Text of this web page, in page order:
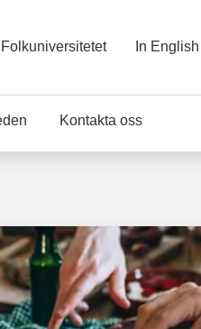
In English
Kontakta oss